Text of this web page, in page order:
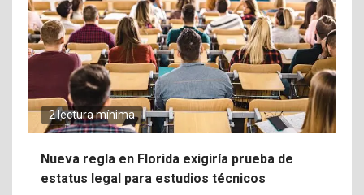
2 lectura mínima
Nueva regla en Florida exigiría prueba de
estatus legal para estudios técnicos